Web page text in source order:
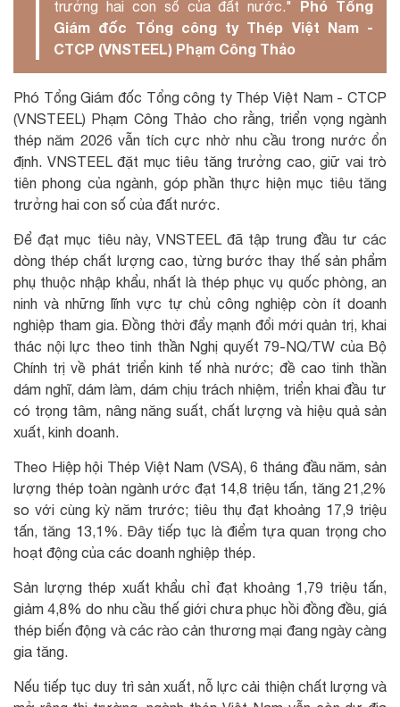
trưởng hai con số của đất nước." Phó Tổng
Giám đốc Tổng công ty Thép Việt Nam -
CTCP (VNSTEEL) Phạm Công Thảo
Phó Tổng Giám đốc Tổng công ty Thép Việt Nam - CTCP
(VNSTEEL) Phạm Công Thảo cho rằng, triển vọng ngành
thép năm 2026 vẫn tích cực nhờ nhu cầu trong nước ổn
định. VNSTEEL đặt mục tiêu tăng trưởng cao, giữ vai trò
tiên phong của ngành, góp phần thực hiện mục tiêu tăng
trưởng hai con số của đất nước.
Để đạt mục tiêu này, VNSTEEL đã tập trung đầu tư các
dòng thép chất lượng cao, từng bước thay thế sản phẩm
phụ thuộc nhập khẩu, nhất là thép phục vụ quốc phòng, an
ninh và những lĩnh vực tự chủ công nghiệp còn ít doanh
nghiệp tham gia. Đồng thời đẩy mạnh đổi mới quản trị, khai
thác nội lực theo tinh thần Nghị quyết 79-NQ/TW của Bộ
Chính trị về phát triển kinh tế nhà nước; đề cao tinh thần
dám nghĩ, dám làm, dám chịu trách nhiệm, triển khai đầu tư
có trọng tâm, nâng năng suất, chất lượng và hiệu quả sản
xuất, kinh doanh.
Theo Hiệp hội Thép Việt Nam (VSA), 6 tháng đầu năm, sản
lượng thép toàn ngành ước đạt 14,8 triệu tấn, tăng 21,2%
so với cùng kỳ năm trước; tiêu thụ đạt khoảng 17,9 triệu
tấn, tăng 13,1%. Đây tiếp tục là điểm tựa quan trọng cho
hoạt động của các doanh nghiệp thép.
Sản lượng thép xuất khẩu chỉ đạt khoảng 1,79 triệu tấn,
giảm 4,8% do nhu cầu thế giới chưa phục hồi đồng đều, giá
thép biến động và các rào cản thương mại đang ngày càng
gia tăng.
Nếu tiếp tục duy trì sản xuất, nỗ lực cải thiện chất lượng và